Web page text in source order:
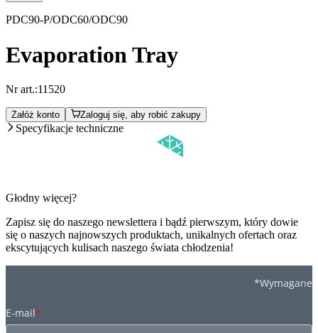
PDC90-P/ODC60/ODC90
Evaporation Tray
Nr art.:11520
Załóż konto Zaloguj się, aby robić zakupy
Specyfikacje techniczne
Głodny więcej?
Zapisz się do naszego newslettera i bądź pierwszym, który dowie
się o naszych najnowszych produktach, unikalnych ofertach oraz
ekscytujących kulisach naszego świata chłodzenia!
*Wymagane
E-mail*